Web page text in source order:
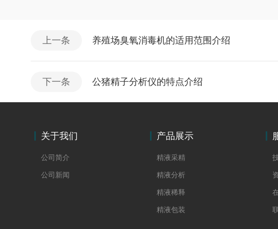
上一条 养殖场臭氧消毒机的适用范围介绍
下一条 公猪精子分析仪的特点介绍
关于我们
公司简介
公司新闻
产品展示
精液采精
精液分析
精液稀释
精液包装